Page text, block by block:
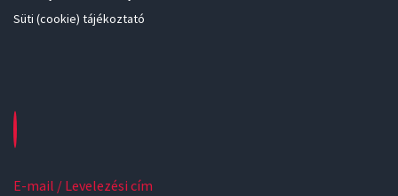
Süti (cookie) tájékoztató
E-mail / Levelezési cím